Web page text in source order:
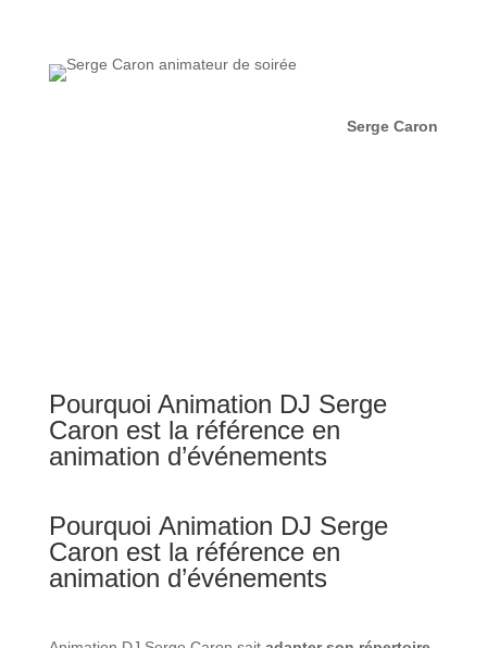
Serge Caron
Pourquoi Animation DJ Serge
Caron est la référence en
animation d’événements
Pourquoi Animation DJ Serge
Caron est la référence en
animation d’événements